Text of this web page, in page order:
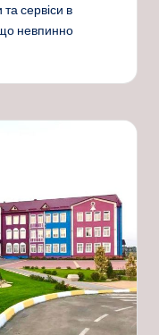
та сервіси в
невпинно